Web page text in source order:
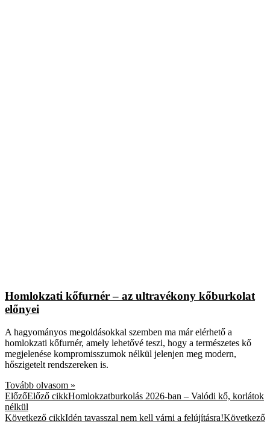
Homlokzati kőfurnér – az ultravékony kőburkolat
előnyei
A hagyományos megoldásokkal szemben ma már elérhető a
homlokzati kőfurnér, amely lehetővé teszi, hogy a természetes kő
megjelenése kompromisszumok nélkül jelenjen meg modern,
hőszigetelt rendszereken is.
Tovább olvasom »
ElőzőElőző cikkHomlokzatburkolás 2026-ban – Valódi kő, korlátok
nélkül
Következő cikkIdén tavasszal nem kell várni a felújításra!Következő